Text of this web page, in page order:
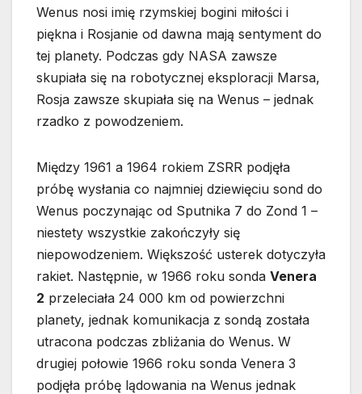
Wenus nosi imię rzymskiej bogini miłości i
piękna i Rosjanie od dawna mają sentyment do
tej planety. Podczas gdy NASA zawsze
skupiała się na robotycznej eksploracji Marsa,
Rosja zawsze skupiała się na Wenus – jednak
rzadko z powodzeniem.
Między 1961 a 1964 rokiem ZSRR podjęła
próbę wysłania co najmniej dziewięciu sond do
Wenus poczynając od Sputnika 7 do Zond 1 –
niestety wszystkie zakończyły się
niepowodzeniem. Większość usterek dotyczyła
rakiet. Następnie, w 1966 roku sonda Venera
2 przeleciała 24 000 km od powierzchni
planety, jednak komunikacja z sondą została
utracona podczas zbliżania do Wenus. W
drugiej połowie 1966 roku sonda Venera 3
podjęła próbę lądowania na Wenus jednak